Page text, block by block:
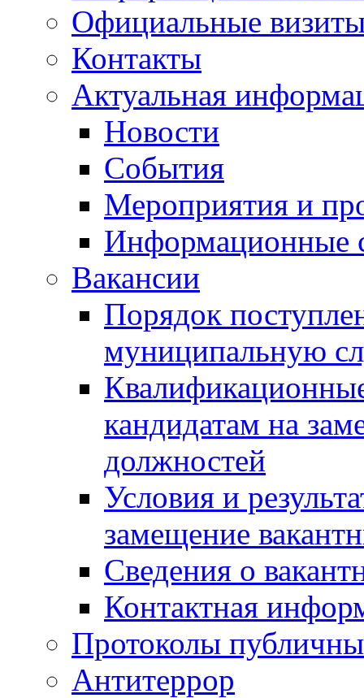
Официальные
Контакты
Актуальная
Новости
События
Мероприятия и
Информационные
Вакансии
Порядок
муниципальную
кандидатам на
должностей
Условия и
замещение
Сведения о
Контактная
Протоколы
Антитеррор